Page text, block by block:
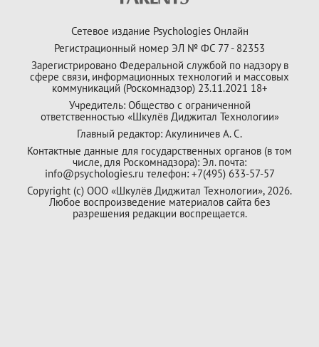
Сетевое издание Psychologies Онлайн
Регистрационный номер ЭЛ № ФС 77 - 82353
Зарегистрировано Федеральной службой по надзору в
сфере связи, информационных технологий и массовых
коммуникаций (Роскомнадзор) 23.11.2021 18+
Учредитель: Общество с ограниченной
ответственностью «Шкулёв Диджитал Технологии»
Главный редактор: Акулиничев А. С.
Контактные данные для государственных органов (в том
числе, для Роскомнадзора): Эл. почта:
info@psychologies.ru телефон: +7(495) 633-57-57
Copyright (с) ООО «Шкулёв Диджитал Технологии», 2026.
Любое воспроизведение материалов сайта без
разрешения редакции воспрещается.